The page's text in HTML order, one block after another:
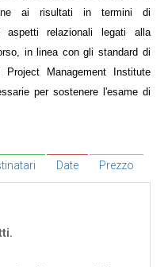
ai risultati in termini di
aspetti relazionali legati alla
in linea con gli standard di
Project Management Institute
per sostenere l'esame di
Date Prezzo